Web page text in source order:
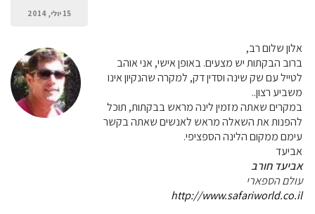
15 יולי, 2014
אלון שלום רב,
ברוב הבקתות יש מצעים. באופן אישי, אני אוהב
לטייל עם שק שינה וסדין דק, למקרה שהנקיון אינו
משביע רצון..
במקרים שאתה מזמין לינה מראש בבקתות, תוכל
להפנות את השאלה מראש לאנשים שאתה בקשר
עימם ממקום הלינה הספציפי.
אביעד
אביעד חורב
עולם הספארי
http://www.safariworld.co.il